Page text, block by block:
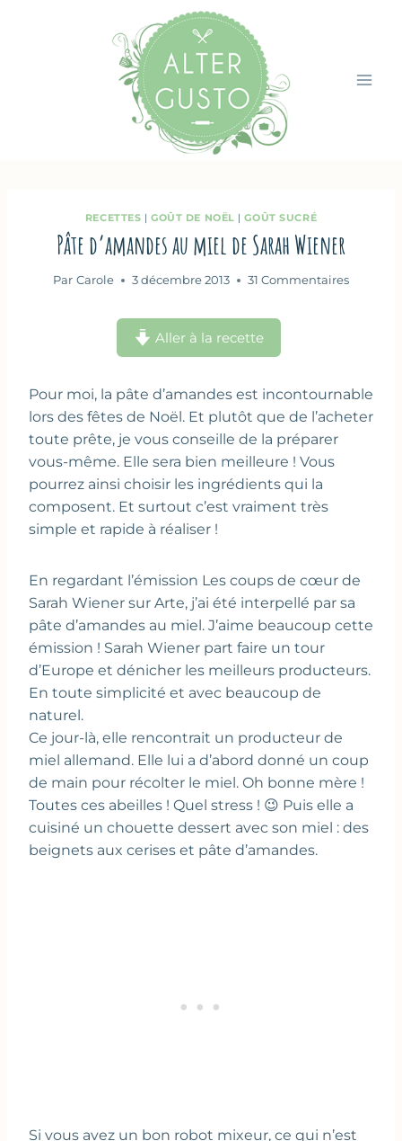
RECETTES |GOÛT DE NOËL |GOÛT SUCRÉ
Pâte d’amandes au miel de Sarah Wiener
Par Carole 3 décembre 2013 31 Commentaires
Aller à la recette
Pour moi, la pâte d’amandes est incontournable
lors des fêtes de Noël. Et plutôt que de l’acheter
toute prête, je vous conseille de la préparer
vous-même. Elle sera bien meilleure ! Vous
pourrez ainsi choisir les ingrédients qui la
composent. Et surtout c’est vraiment très
simple et rapide à réaliser !
En regardant l’émission Les coups de cœur de
Sarah Wiener sur Arte, j’ai été interpellé par sa
pâte d’amandes au miel. J’aime beaucoup cette
émission ! Sarah Wiener part faire un tour
d’Europe et dénicher les meilleurs producteurs.
En toute simplicité et avec beaucoup de
naturel.
Ce jour-là, elle rencontrait un producteur de
miel allemand. Elle lui a d’abord donné un coup
de main pour récolter le miel. Oh bonne mère !
Toutes ces abeilles ! Quel stress ! 😉 Puis elle a
cuisiné un chouette dessert avec son miel : des
beignets aux cerises et pâte d’amandes.
Si vous avez un bon robot mixeur, ce qui n’est